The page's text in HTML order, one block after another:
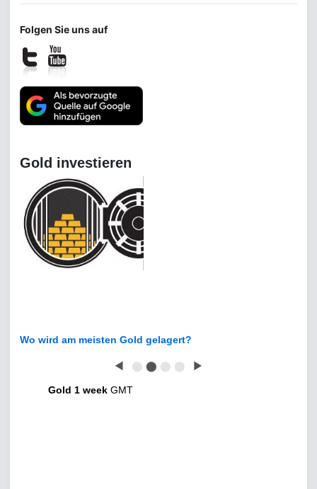
Folgen Sie uns auf
Gold investieren
Wo wird am meisten Gold gelagert?
◀ ⬤ ⬤ ⬤ ⬤ ▶
Gold 1 week GMT